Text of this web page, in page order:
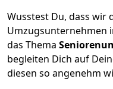
Wusstest Du, dass wir
Umzugsunternehmen
das Thema
begleiten Dich auf
diesen so angenehm